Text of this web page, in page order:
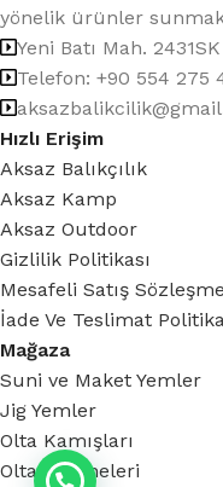
yönelik ürünler
Yeni Batı Mah.
Telefon: +90 554 275
Hızlı Erişim
Aksaz Balıkçılık
Aksaz Kamp
Aksaz Outdoor
Gizlilik Politikası
Mesafeli Satış
İade Ve Teslimat
Mağaza
Suni ve Maket Yemler
Jig Yemler
Olta Kamışları
Olta Makineleri